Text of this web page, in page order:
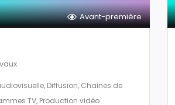
Avant-première
Diffusion, Chaînes de
TV, Production vidéo